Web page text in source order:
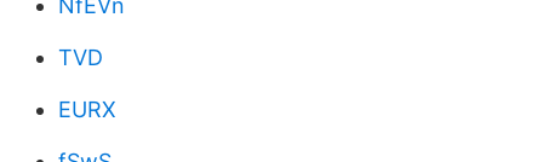
NfEVn
TVD
EURX